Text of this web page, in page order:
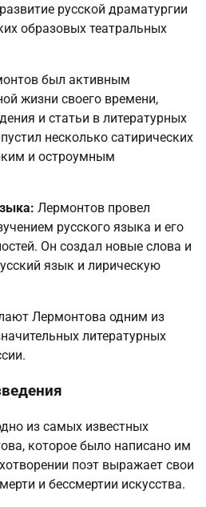
русской драматургии
образовых театральных
был активным
жизни своего времени,
и статьи в литературных
несколько сатирических
и остроумным
Лермонтов провел
русского языка и его
Он создал новые слова и
язык и лирическую
Лермонтова одним из
литературных
из самых известных
которое было написано им
поэт выражает свои
и бессмертии искусства.